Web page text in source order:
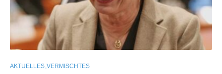
AKTUELLES VERMISCHTES